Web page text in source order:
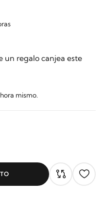
un regalo canjea este
mismo.